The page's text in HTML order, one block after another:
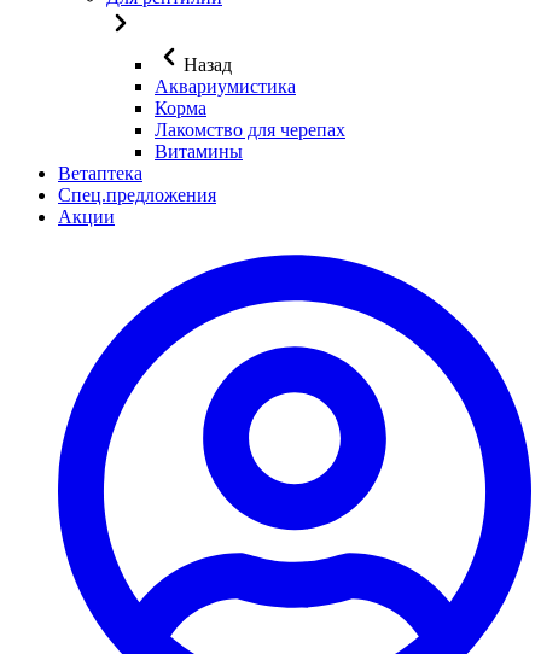
Назад
Аквариумистика
Корма
Лакомство для черепах
Витамины
Ветаптека
Спец.предложения
Акции